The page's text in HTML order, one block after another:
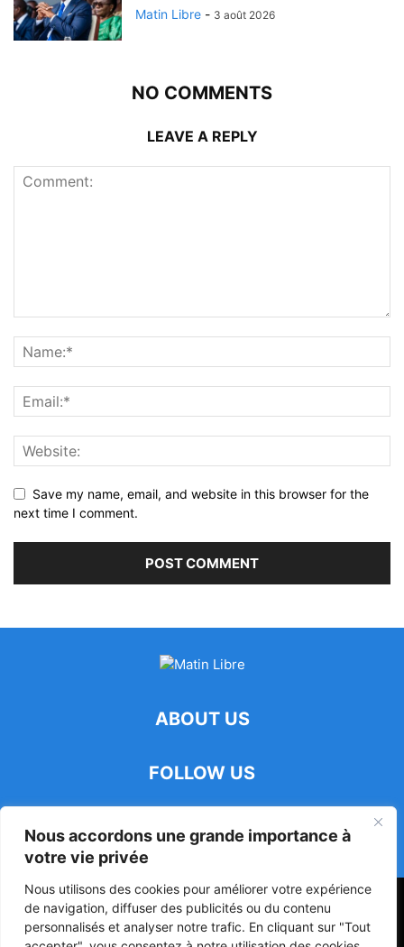
Nous accordons une grande importance à
votre vie privée
Nous utilisons des cookies pour améliorer votre expérience
de navigation, diffuser des publicités ou du contenu
personnalisés et analyser notre trafic. En cliquant sur "Tout
Matin Libre - 3 août 2026
NO COMMENTS
LEAVE A REPLY
Save my name, email, and website in this browser for the
next time I comment.
ABOUT US
FOLLOW US
47ᵉ Assemblée Mondiale sur la Protection de la Vie Privée: Me
Luciano Hounkponou représente le Bénin à Séoul